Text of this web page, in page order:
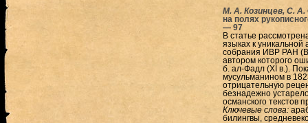
М. А. Козинцев, С. А.
на полях
— 97
В статье
языках к уникальной
собрания ИВР РАН (В
автором которого
б. ал-Фадл (XI в.).
мусульманином в
отрицательную
безнадежно
османского текстов
Ключевые слова:
билингвы,